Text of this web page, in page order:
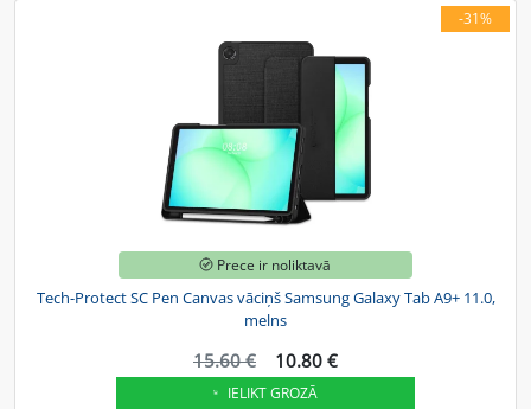
-31%
Prece ir noliktavā
Tech-Protect SC Pen Canvas vāciņš Samsung Galaxy Tab A9+ 11.0,
melns
15.60 € 10.80 €
IELIKT GROZĀ